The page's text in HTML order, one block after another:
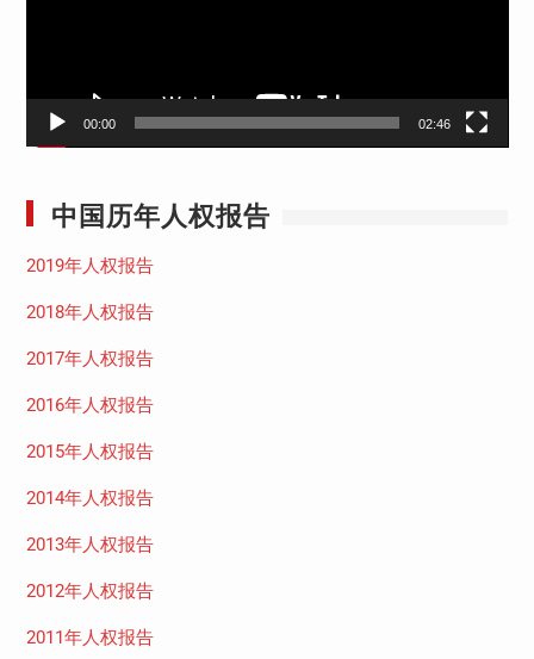
00:00 02:46
中国历年人权报告
2019年人权报告
2018年人权报告
2017年人权报告
2016年人权报告
2015年人权报告
2014年人权报告
2013年人权报告
2012年人权报告
2011年人权报告